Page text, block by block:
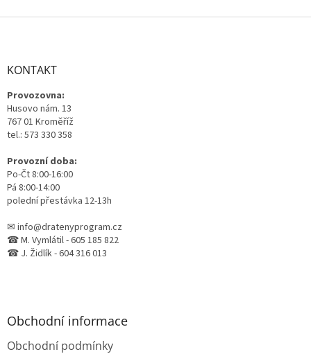
Z
KONTAKT
Provozovna:
Husovo nám. 13
767 01 Kroměříž
tel.: 573 330 358
Provozní doba:
Po-Čt 8:00-16:00
Pá 8:00-14:00
polední přestávka 12-13h
✉ info@dratenyprogram.cz
☎ M. Vymlátil - 605 185 822
☎ J. Židlík - 604 316 013
Obchodní informace
Obchodní podmínky